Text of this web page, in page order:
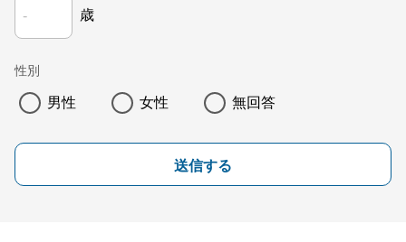
歳
性別
男性 女性 無回答
送信する